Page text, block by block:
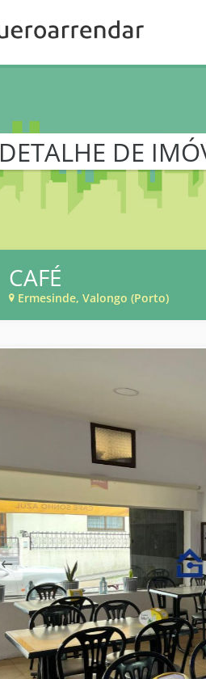
DETALHE DE
CAFÉ
Ermesinde, Valongo (Porto)